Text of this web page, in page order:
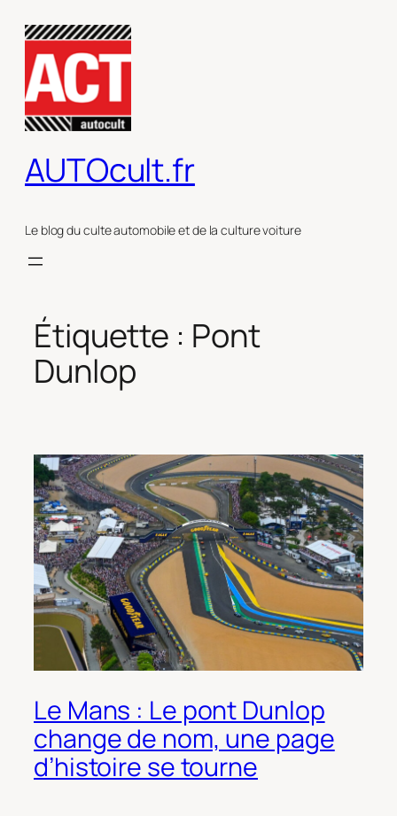
contenu
AUTOcult.fr
Le blog du culte automobile et de la culture voiture
Étiquette : Pont
Dunlop
Le Mans : Le pont Dunlop
change de nom, une page
d’histoire se tourne